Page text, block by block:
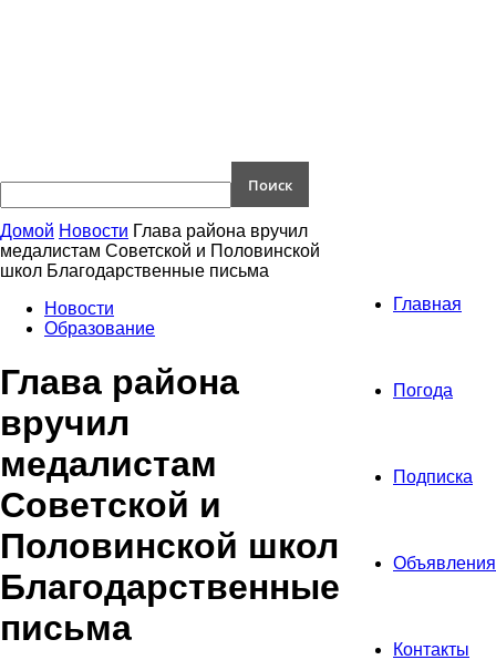
Главная
Погода
Подписка
Объявления
Контакты
Домой Новости Глава района вручил
медалистам Советской и Половинской
школ Благодарственные письма
Новости
Образование
Глава района
вручил
медалистам
Советской и
Половинской школ
Благодарственные
письма